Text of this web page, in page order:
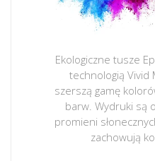
Ekologiczne tusze
technologią Vivid
szerszą gamę
barw. Wydruki są
promieni
zachowują